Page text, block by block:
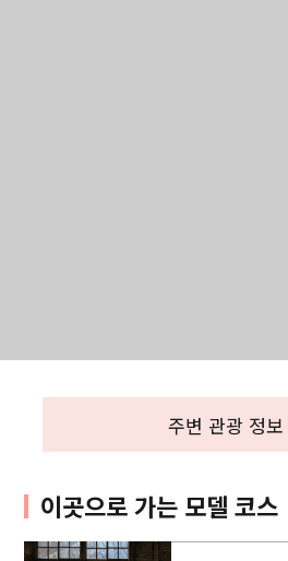
주변 관광 정보
이곳으로 가는 모델 코스